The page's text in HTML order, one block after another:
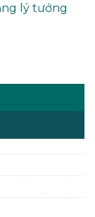
lý tưởng